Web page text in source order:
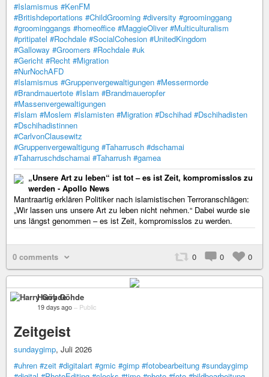
#Islamismus #KenFM
#Britishdeportations #ChildGrooming #diversity #groominggang
#groominggangs #homeoffice #MaggieOliver #Multiculturalism
#pritipatel #Rochdale #SocialCohesion #UnitedKingdom
#Galloway #Groomers #Rochdale #uk
#Gericht #Recht #Migration
#NurNochAFD
#Islamismus #Gruppenvergewaltigungen #Messermorde
#Brandmauertote #Islam #Brandmaueropfer
#Massenvergewaltigungen
#Islam #Moslem #Islamisten #Migration #Dschihad #Dschihadisten
#Dschihadistinnen
#CarlvonClausewitz
#Gruppenvergewaltigung #Taharrusch #dschamai
#Taharruschdschamai #Taharrush #gamea
„Unsere Art zu leben“ ist tot – es ist Zeit, kompromisslos zu
werden - Apollo News
Mantraartig erklären Politiker nach islamistischen Terroranschlägen:
„Wir lassen uns unsere Art zu leben nicht nehmen.“ Dabei wurde sie
uns längst genommen – es ist Zeit, kompromisslos zu werden.
0 comments 0 0 0
Harry Göhde
19 days ago – Public
Zeitgeist
sundaygimp, Juli 2026
#uhren #zeit #digitalart #gmic #gimp #fotobearbeitung #sundaygimp